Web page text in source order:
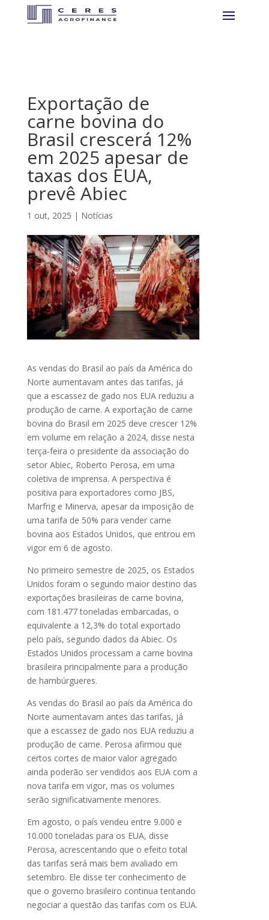
Exportação de
carne bovina do
Brasil crescerá 12%
em 2025 apesar de
taxas dos EUA,
prevê Abiec
1 out, 2025 | Notícias
As vendas do Brasil ao país da América do
Norte aumentavam antes das tarifas, já
que a escassez de gado nos EUA reduziu a
produção de carne. A exportação de carne
bovina do Brasil em 2025 deve crescer 12%
em volume em relação a 2024, disse nesta
terça-feira o presidente da associação do
setor Abiec, Roberto Perosa, em uma
coletiva de imprensa. A perspectiva é
positiva para exportadores como JBS,
Marfrig e Minerva, apesar da imposição de
uma tarifa de 50% para vender carne
bovina aos Estados Unidos, que entrou em
vigor em 6 de agosto.
No primeiro semestre de 2025, os Estados
Unidos foram o segundo maior destino das
exportações brasileiras de carne bovina,
com 181.477 toneladas embarcadas, o
equivalente a 12,3% do total exportado
pelo país, segundo dados da Abiec. Os
Estados Unidos processam a carne bovina
brasileira principalmente para a produção
de hambúrgueres.
As vendas do Brasil ao país da América do
Norte aumentavam antes das tarifas, já
que a escassez de gado nos EUA reduziu a
produção de carne. Perosa afirmou que
certos cortes de maior valor agregado
ainda poderão ser vendidos aos EUA com a
nova tarifa em vigor, mas os volumes
serão significativamente menores.
Em agosto, o país vendeu entre 9.000 e
10.000 toneladas para os EUA, disse
Perosa, acrescentando que o efeito total
das tarifas será mais bem avaliado em
setembro. Ele disse ter conhecimento de
que o governo brasileiro continua tentando
negociar a questão das tarifas com os EUA.